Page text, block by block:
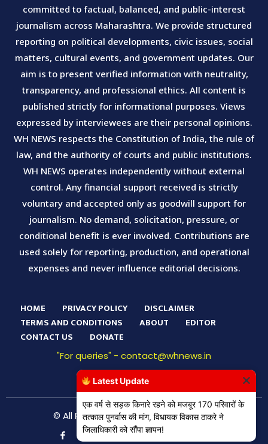
committed to factual, balanced, and public-interest
journalism across Maharashtra. We provide structured
reporting on political developments, civic issues, social
matters, cultural events, and government updates. Our
aim is to present verified information with neutrality,
transparency, and professional ethics. All content is
published strictly for informational purposes. Views
expressed by interviewees are their personal opinions.
WH NEWS respects the Constitution of India, the rule of
law, and the authority of courts and public institutions.
WH NEWS operates independently without external
control. Any financial support received is strictly
voluntary and accepted only as goodwill support for
journalism. No demand, solicitation, pressure, or
conditional benefit is ever involved. Contributions are
used solely for reporting, production, and operational
expenses and never influence editorial decisions.
HOME PRIVACY POLICY
DISCLAIMER
TERMS AND CONDITIONS
ABOUT
EDITOR
CONTACT US
DONATE
"For queries" - contact@whnews.in
© All Right Reserved WH News Digital
Latest Update
एक वर्ष से सड़क किनारे रहने को मजबूर 170 परिवारों के
तत्काल पुनर्वास की मांग, विधायक विकास ठाकरे ने
जिलाधिकारी को सौंपा ज्ञापन!